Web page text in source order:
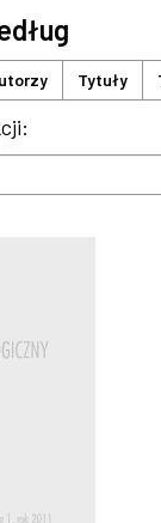
Tytuły